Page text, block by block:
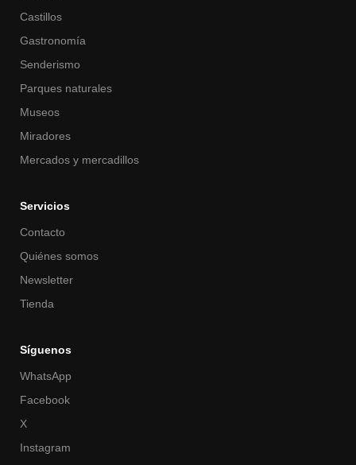
Castillos
Gastronomía
Senderismo
Parques naturales
Museos
Miradores
Mercados y mercadillos
Servicios
Contacto
Quiénes somos
Newsletter
Tienda
Síguenos
WhatsApp
Facebook
X
Instagram